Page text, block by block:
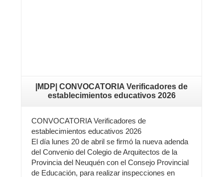
|MDP| CONVOCATORIA Verificadores de
establecimientos educativos 2026
CONVOCATORIA Verificadores de
establecimientos educativos 2026
El día lunes 20 de abril se firmó la nueva adenda
del Convenio del Colegio de Arquitectos de la
Provincia del Neuquén con el Consejo Provincial
de Educación, para realizar inspecciones en